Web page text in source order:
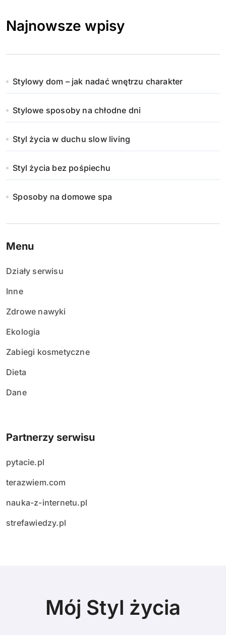
Najnowsze wpisy
Stylowy dom – jak nadać wnętrzu charakter
Stylowe sposoby na chłodne dni
Styl życia w duchu slow living
Styl życia bez pośpiechu
Sposoby na domowe spa
Menu
Działy serwisu
Inne
Zdrowe nawyki
Ekologia
Zabiegi kosmetyczne
Dieta
Dane
Partnerzy serwisu
pytacie.pl
terazwiem.com
nauka-z-internetu.pl
strefawiedzy.pl
Mój Styl życia